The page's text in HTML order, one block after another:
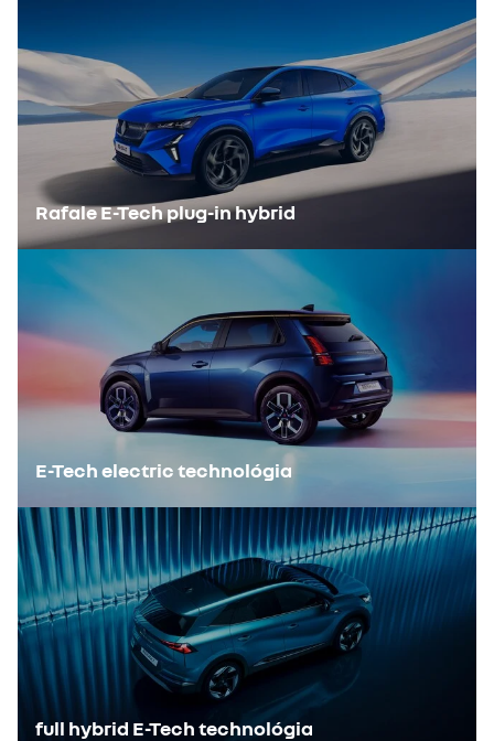
optimalizálása érdekében fontos, hogy naponta töltse járművét
egy hagyományos konnektoron vagy töltőponton keresztül. A
nagyobb hatótávolságnak köszönhetően a mindennapi utazások
nagy részét 100%-ban elektromos meghajtással töltheti. A
technológia így akár 75%-os üzemanyag-megtakarítást
eredményez (WLTP-ciklusban).
kapacitás, annál hosszabb ideig tud teljesen elektromos
meghajtással közlekedni. A plug-in hybrid technológiánk esetében,
ahol az akkumulátor töltése a hálózatra csatlakoztatással, de a
mozgási energia visszanyerésével történő vezetéssel is történik, a
teljesen elektromos vezetési hatótávolság 50 km-ig garantált
(WLTP kombinált használat esetén), a tényleges vezetési
hatótávolság pedig körülbelül 30 és 60 km között változhat.
Nyilvánvaló, hogy a járművet a lehető leggyakrabban kell töltenie,
hogy a lehető legtöbbet hozhassa ki belőle és üzemanyagot
takaríthasson meg.
Egy plug-in hybrid autó teljes hatótávolsága nagyobb, mint egy
benzines autóé, mivel többféle energiaforrás között váltogathat.
Városban, amikor az elektromos motor(ok) átveszi(k) a feladatot, a
belsőégésű motor nem vagy csak keveset használódik, ami
természetesen üzemanyagot takarít meg. Autópályán, még akkor
ha az akkumulátor lemerült, Ön a hibrid hajtáslánc működésének
előnyeit élvezheti, amely optimalizálja a fogyasztást.
Rafale E-Tech plug-in hybrid
E-Tech electric technológia
full hybrid E-Tech technológia